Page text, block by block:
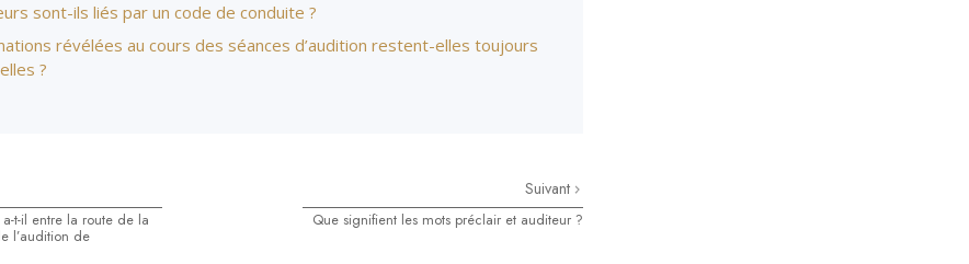
sont-ils liés par un code de conduite ?
révélées au cours des séances d’audition restent-elles toujours
?
t-il entre la route de la
l’audition de
Suivant
Que signifient les mots préclair et auditeur ?